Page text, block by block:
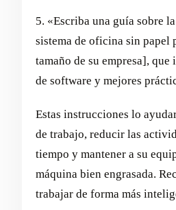
5. «Escriba una guía sobre
sistema de oficina sin papel
tamaño de su empresa],
de software y mejores
Estas instrucciones lo
de trabajo, reducir las
tiempo y mantener a su
máquina bien engrasada.
trabajar de forma más